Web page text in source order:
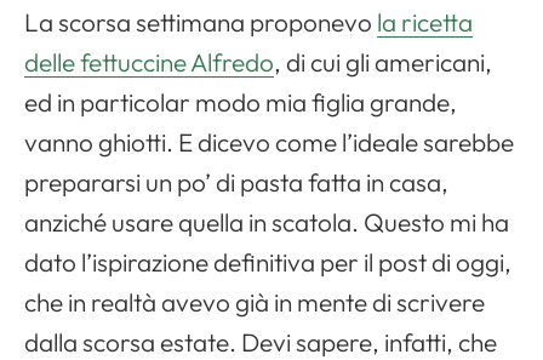
La scorsa settimana proponevo la ricetta
delle fettuccine Alfredo, di cui gli americani,
ed in particolar modo mia figlia grande,
vanno ghiotti. E dicevo come l’ideale sarebbe
prepararsi un po’ di pasta fatta in casa,
anziché usare quella in scatola. Questo mi ha
dato l’ispirazione definitiva per il post di oggi,
che in realtà avevo già in mente di scrivere
dalla scorsa estate. Devi sapere, infatti, che